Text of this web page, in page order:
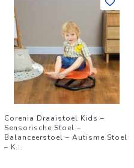
Corenia Draaistoel Kids –
Sensorische Stoel –
Balanceerstoel – Autisme Stoel
– K...